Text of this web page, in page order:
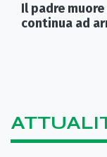
Il padre
continua ad